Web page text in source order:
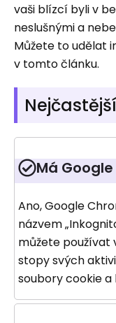
vaši blízcí byli v
neslušnými a
Můžete to udělat
v tomto článku.
Má
Ano, Google
názvem
můžete používat
stopy svých
soubory cookie